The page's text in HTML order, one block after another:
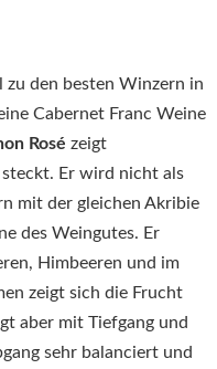
den besten Winzern in
Cabernet Franc Weine
Rosé zeigt
Er wird nicht als
mit der gleichen Akribie
des Weingutes. Er
Himbeeren und im
zeigt sich die Frucht
aber mit Tiefgang und
sehr balanciert und